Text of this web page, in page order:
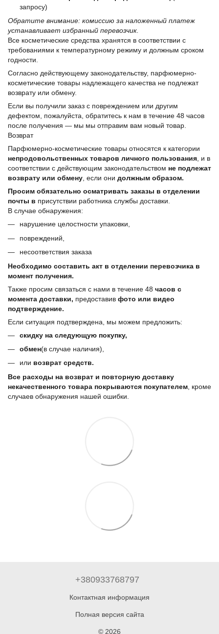
запросу)
Обратите внимание: комиссию за наложенный платеж
устанавливает избранный перевозчик.
Все косметические средства хранятся в соответствии с
требованиями к температурному режиму и должным сроком
годности.
Согласно действующему законодательству, парфюмерно-
косметические товары надлежащего качества не подлежат
возврату или обмену.
Если вы получили заказ с повреждением или другим
дефектом, пожалуйста, обратитесь к нам в течение 48 часов
после получения — мы мы отправим вам новый товар.
Возврат
Парфюмерно-косметические товары относятся к категории
непродовольственных товаров личного пользования, и в
соответствии с действующим законодательством не подлежат
возврату или обмену, если они должным образом.
Просим обязательно осматривать заказы в отделении
почты в присутствии работника службы доставки.
В случае обнаружения:
нарушение целостности упаковки,
повреждений,
несоответствия заказа
Необходимо составить акт в отделении перевозчика в
момент получения.
Также просим связаться с нами в течение 48 часов с
момента доставки, предоставив фото или видео
подтверждение.
Если ситуация подтверждена, мы можем предложить:
скидку на следующую покупку,
обмен(в случае наличия),
или возврат средств.
Все расходы на возврат и повторную доставку
некачественного товара покрываются покупателем , кроме
случаев обнаружения нашей ошибки.
+380933768797
Контактная информация
Полная версия сайта
© 2026